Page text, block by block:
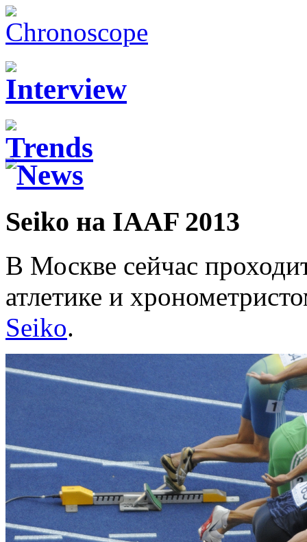
Seiko на IAAF 2013
В Москве сейчас
атлетике и
Seiko.